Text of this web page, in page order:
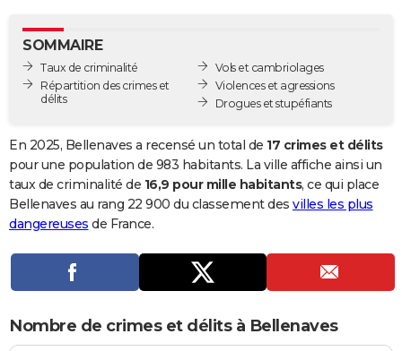
GUIDES D'ACHAT
BONS PLANS
Carte de Noël
Carte Bonne année
Carte Saint-Valentin
Carte Pâques
Carte d'anniversaire
DICTIONNAIRE
Dictionnaire
Biographies
Citations
Expressions
Proverbes
PROGRAMME TV
Se connecter
Entreprises
Service militaire
Avis de recherche
AVIS DE DÉCÈS
Bricolage
Lifestyle
Culture
Sport
Auto
Television
Voyage
Cinema
SOMMAIRE
Taux de criminalité
Répartition des crimes et
délits
Vols et cambriolages
Violences et agressions
Drogues et stupéfiants
En 2025, Bellenaves a recensé un total de 17 crimes et délits
pour une population de 983 habitants. La ville affiche ainsi un
taux de criminalité de 16,9 pour mille habitants, ce qui place
Bellenaves au rang 22 900 du classement des villes les plus
dangereuses de France.
Nombre de crimes et délits à Bellenaves